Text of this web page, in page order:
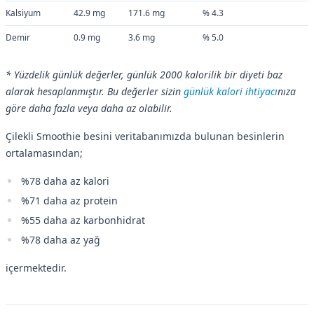
Kalsiyum 42.9 mg 171.6 mg % 4.3
Demir 0.9 mg 3.6 mg % 5.0
* Yüzdelik günlük değerler, günlük 2000 kalorilik bir diyeti baz
alarak hesaplanmıştır. Bu değerler sizin günlük kalori ihtiyacınıza
göre daha fazla veya daha az olabilir.
Çilekli Smoothie besini veritabanımızda bulunan besinlerin
ortalamasından;
%78 daha az kalori
%71 daha az protein
%55 daha az karbonhidrat
%78 daha az yağ
içermektedir.